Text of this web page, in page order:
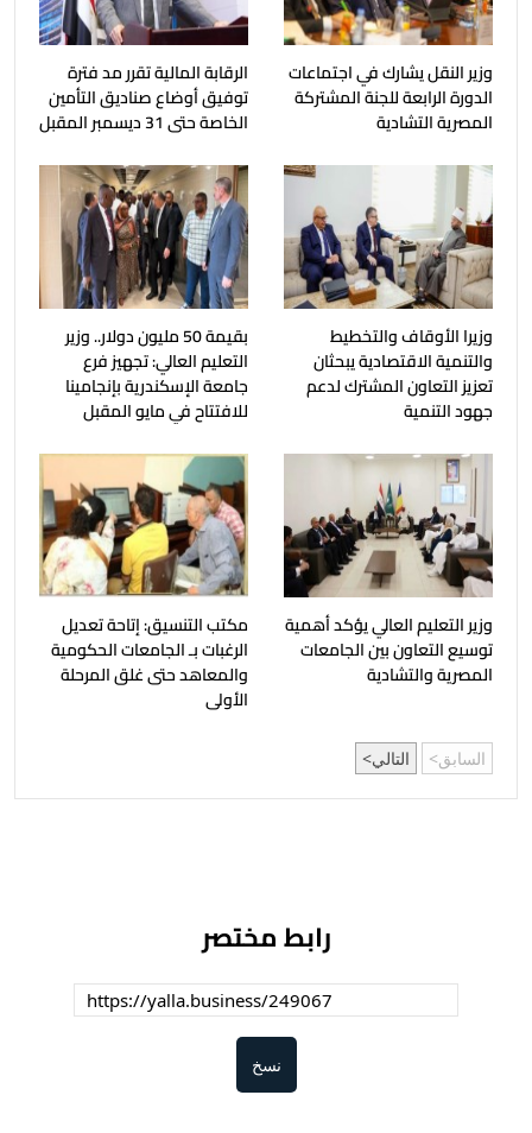
وزير النقل يشارك في اجتماعات
الدورة الرابعة للجنة المشتركة
المصرية التشادية
الرقابة المالية تقرر مد فترة
توفيق أوضاع صناديق التأمين
الخاصة حتى 31 ديسمبر المقبل
وزيرا الأوقاف والتخطيط
والتنمية الاقتصادية يبحثان
تعزيز التعاون المشترك لدعم
جهود التنمية
بقيمة 50 مليون دولار.. وزير
التعليم العالي: تجهيز فرع
جامعة الإسكندرية بإنجامينا
للافتتاح في مايو المقبل
وزير التعليم العالي يؤكد أهمية
توسيع التعاون بين الجامعات
المصرية والتشادية
مكتب التنسيق: إتاحة تعديل
الرغبات بـ الجامعات الحكومية
والمعاهد حتى غلق المرحلة
الأولى
السابق التالي
رابط مختصر
نسخ